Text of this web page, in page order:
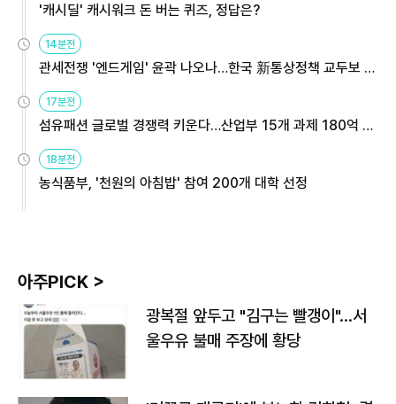
'캐시딜' 캐시워크 돈 버는 퀴즈, 정답은?
14분전
관세전쟁 '엔드게임' 윤곽 나오나…한국 新통상정책 교두보 활
용해야
17분전
섬유패션 글로벌 경쟁력 키운다…산업부 15개 과제 180억 지
원
18분전
농식품부, '천원의 아침밥' 참여 200개 대학 선정
아주PICK >
광복절 앞두고 "김구는 빨갱이"…서
울우유 불매 주장에 황당